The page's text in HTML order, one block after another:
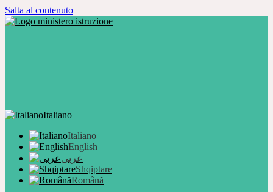
Salta al contenuto
Italiano
Italiano
English
عربى
Shqiptare
Română